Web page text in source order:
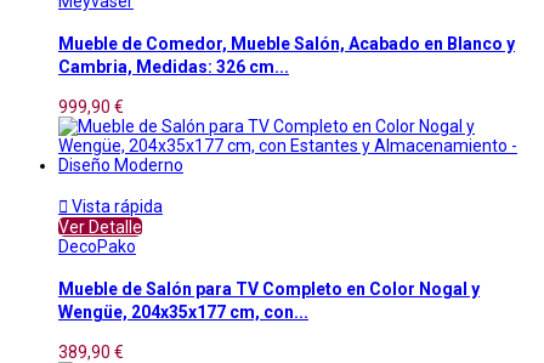
Mueble de Comedor, Mueble Salón, Acabado en Blanco y
Cambria, Medidas: 326 cm...
999,90 €
 Vista rápida
Ver Detalle
DecoPako
Mueble de Salón para TV Completo en Color Nogal y
Wengüe, 204x35x177 cm, con...
389,90 €